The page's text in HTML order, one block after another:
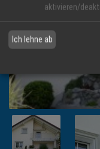
aktivieren/
Ich lehne ab